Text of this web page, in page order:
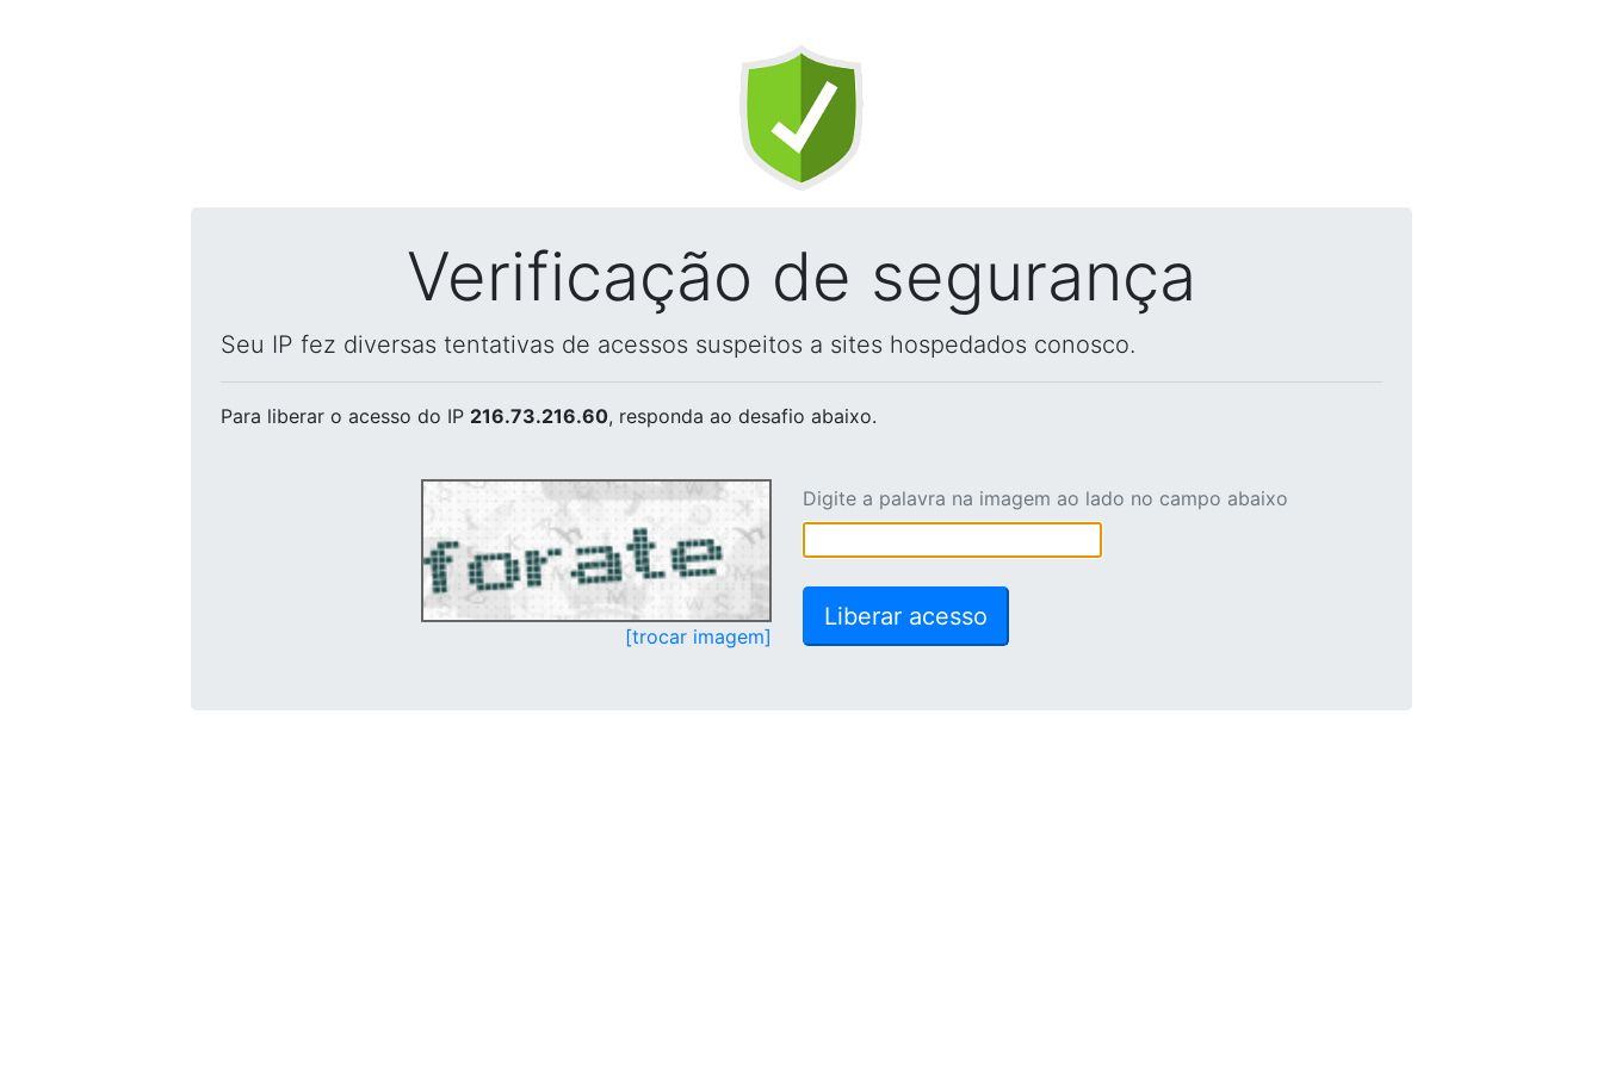
Verificação de segurança
Seu IP fez diversas tentativas de acessos suspeitos a sites hospedados conosco.
Para liberar o acesso do IP 216.73.216.60, responda ao desafio abaixo.
[trocar imagem]
Digite a palavra na imagem ao lado no campo abaixo